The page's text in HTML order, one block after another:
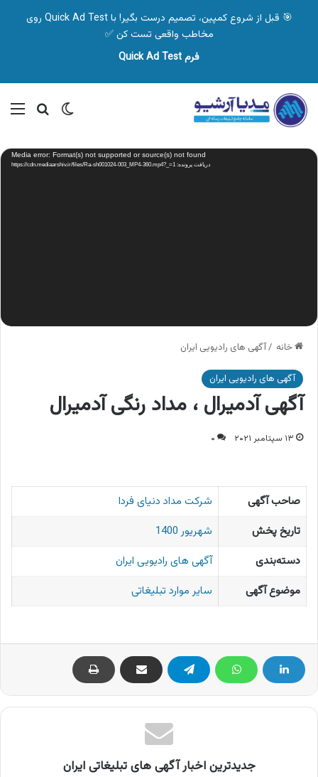
🎯 قبل از شروع کمپین، تصمیم درست بگیر! با Quick Ad Test روی
مخاطب واقعی تست کن ✅
فرم Quick Ad Test
تغییر پوسته
نمایشگر
ویدیو Media error: Format(s) not supported or source(s) not found
دریافت پرونده: https://cdn.mediaarshiv.ir/files/Ra-sh001024-003_MP4-360.mp4?_=1
خانه /آگهی های رادیویی ایران
آگهی های رادیویی ایران
آگهی آدمیرال ، مداد رنگی آدمیرال
۱۳ سپتامبر ۲۰۲۱ ۰
صاحب آگهی
شرکت مداد دنیای فردا
تاریخ پخش
شهریور 1400
دسته‌بندی
آگهی های رادیویی ایران
موضوع آگهی
سایر موارد تبلیغاتی
جدیدترین اخبار آگهی های تبلیغاتی ایران